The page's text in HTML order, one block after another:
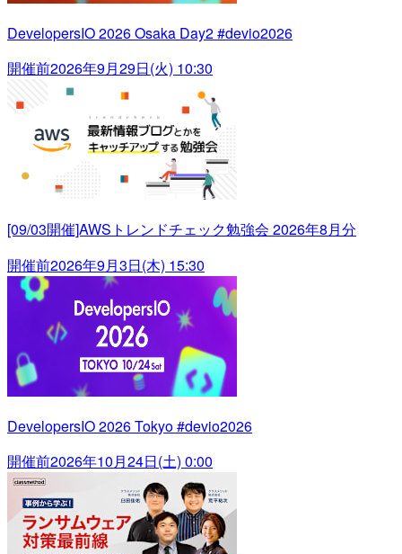
DevelopersIO 2026 Osaka Day2 #devio2026
開催前2026年9月29日(火) 10:30
[09/03開催]AWSトレンドチェック勉強会 2026年8月分
開催前2026年9月3日(木) 15:30
DevelopersIO 2026 Tokyo #devio2026
開催前2026年10月24日(土) 0:00